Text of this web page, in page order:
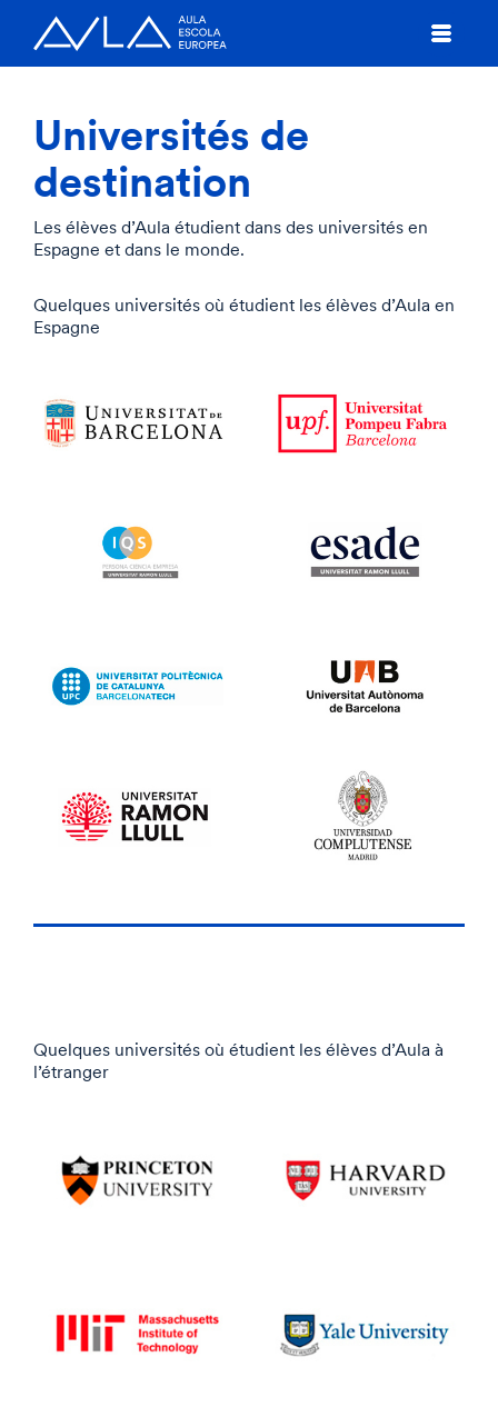
Universités de
destination
Les élèves d’Aula étudient dans des universités en
Espagne et dans le monde.
Quelques universités où étudient les élèves d’Aula en
Espagne
Quelques universités où étudient les élèves d’Aula à
l’étranger